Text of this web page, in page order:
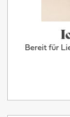
Bereit für